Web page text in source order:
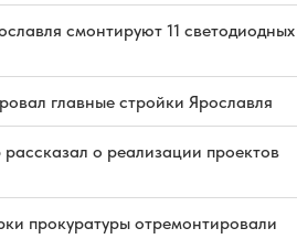
смонтируют 11 светодиодных
главные стройки Ярославля
о реализации проектов
прокуратуры отремонтировали